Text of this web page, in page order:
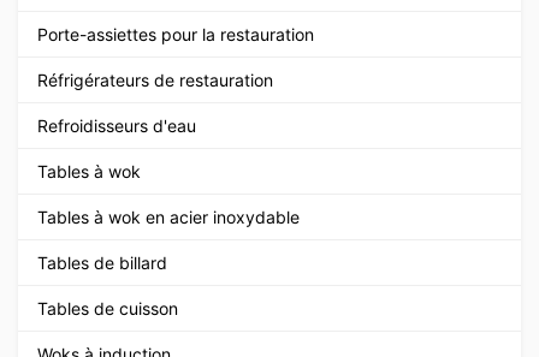
Porte-assiettes pour la restauration
Réfrigérateurs de restauration
Refroidisseurs d'eau
Tables à wok
Tables à wok en acier inoxydable
Tables de billard
Tables de cuisson